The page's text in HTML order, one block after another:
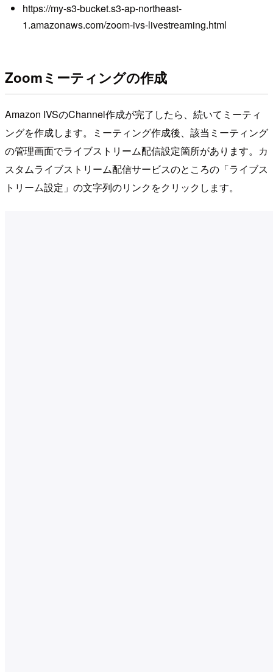
https://my-s3-bucket.s3-ap-northeast-
1.amazonaws.com/zoom-ivs-livestreaming.html
Zoomミーティングの作成
Amazon IVSのChannel作成が完了したら、続いてミーティ
ングを作成します。ミーティング作成後、該当ミーティング
の管理画面でライブストリーム配信設定箇所があります。カ
スタムライブストリーム配信サービスのところの「ライブス
トリーム設定」の文字列のリンクをクリックします。